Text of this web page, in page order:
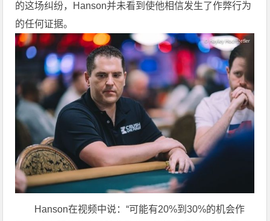
的这场纠纷，Hanson并未看到使他相信发生了作弊行为
的任何证据。
Hanson在视频中说：“可能有20%到30%的机会作